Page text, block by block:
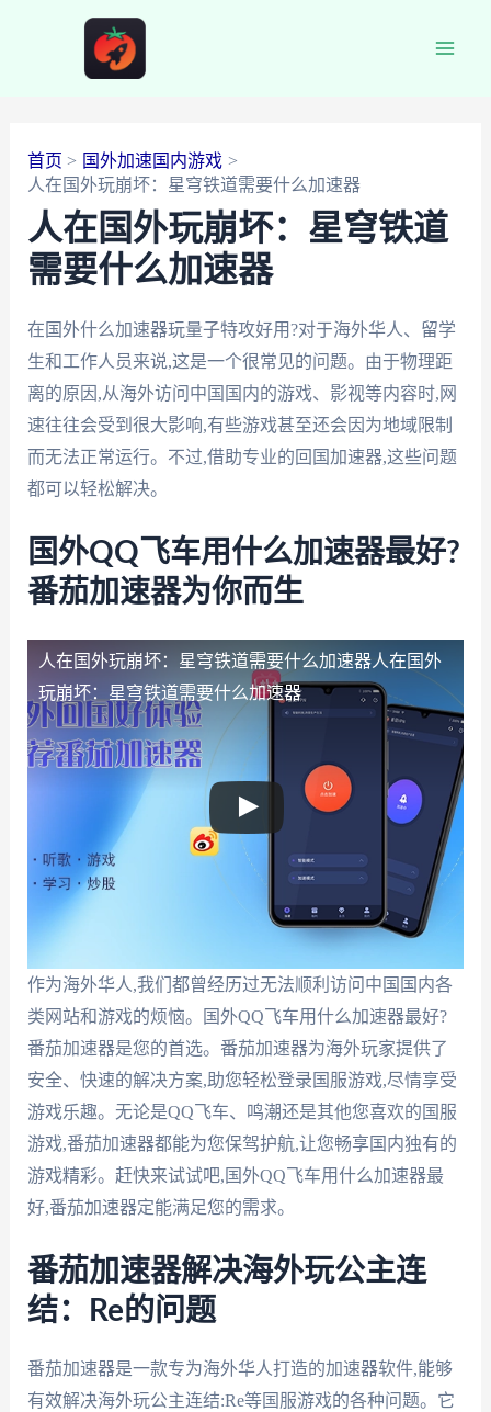
首页
国外加速国内游戏
人在国外玩崩坏：星穹铁道需要什么加速器
人在国外玩崩坏：星穹铁道
需要什么加速器
在国外什么加速器玩量子特攻好用?对于海外华人、留学
生和工作人员来说,这是一个很常见的问题。由于物理距
离的原因,从海外访问中国国内的游戏、影视等内容时,网
速往往会受到很大影响,有些游戏甚至还会因为地域限制
而无法正常运行。不过,借助专业的回国加速器,这些问题
都可以轻松解决。
国外QQ飞车用什么加速器最好?
番茄加速器为你而生
人在国外玩崩坏：星穹铁道需要什么加速器人在国外
玩崩坏：星穹铁道需要什么加速器
作为海外华人,我们都曾经历过无法顺利访问中国国内各
类网站和游戏的烦恼。国外QQ飞车用什么加速器最好?
番茄加速器是您的首选。番茄加速器为海外玩家提供了
安全、快速的解决方案,助您轻松登录国服游戏,尽情享受
游戏乐趣。无论是QQ飞车、鸣潮还是其他您喜欢的国服
游戏,番茄加速器都能为您保驾护航,让您畅享国内独有的
游戏精彩。赶快来试试吧,国外QQ飞车用什么加速器最
好,番茄加速器定能满足您的需求。
番茄加速器解决海外玩公主连
结：Re的问题
番茄加速器是一款专为海外华人打造的加速器软件,能够
有效解决海外玩公主连结:Re等国服游戏的各种问题。它